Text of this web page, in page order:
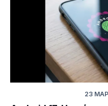
23